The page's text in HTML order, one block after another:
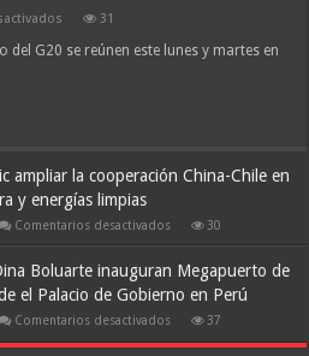
G20
guerras,
superricos
y
climática
31
del G20 se reúnen este lunes y martes en
ampliar la cooperación China-Chile en
y energías limpias
Comentarios desactivados
a
Boric
ampliar
cooperación
30
Boluarte inauguran Megapuerto de
el Palacio de Gobierno en Perú
Comentarios desactivados
Jinping
37